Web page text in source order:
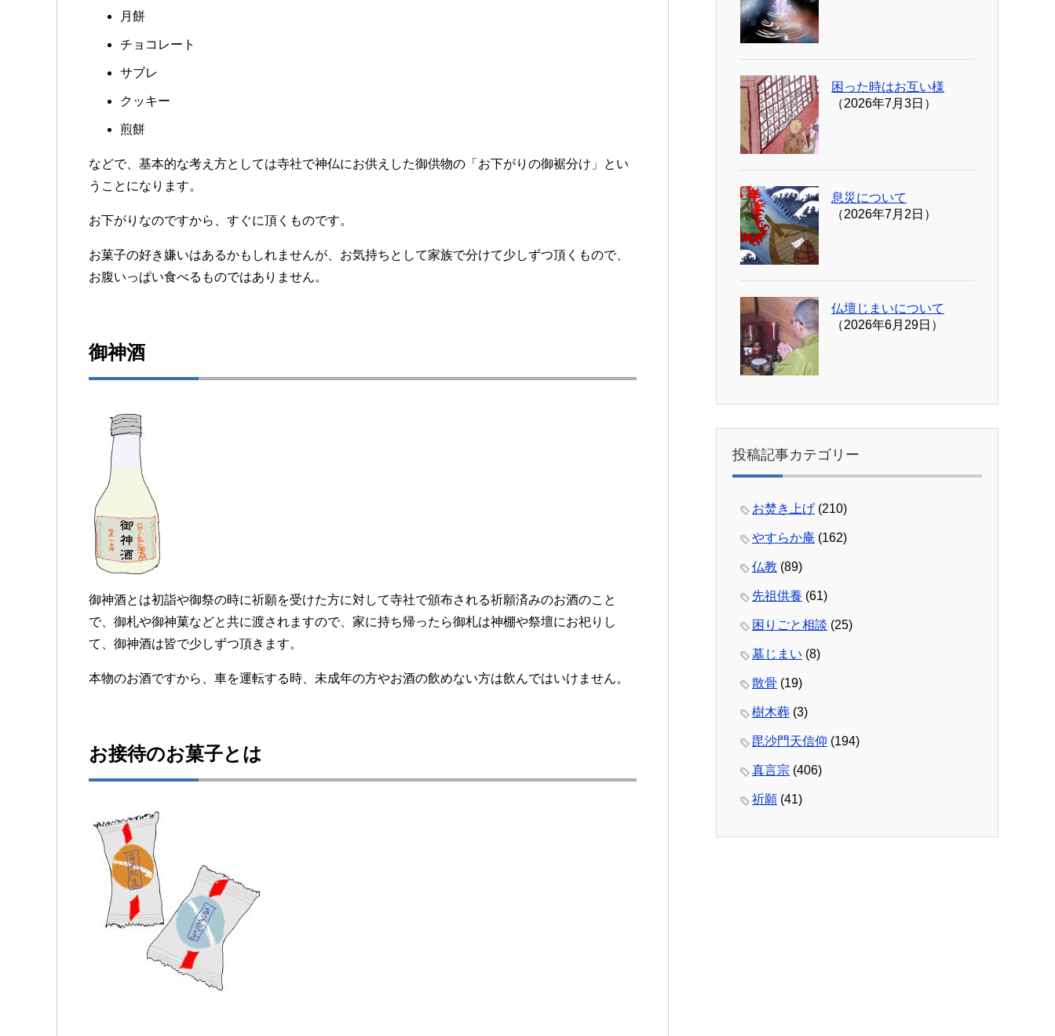
月餅
チョコレート
サブレ
クッキー
煎餅
などで、基本的な考え方としては寺社で神仏にお供えした御供物の「お下がりの御裾分け」とい
うことになります。
お下がりなのですから、すぐに頂くものです。
お菓子の好き嫌いはあるかもしれませんが、お気持ちとして家族で分けて少しずつ頂くもので、
お腹いっぱい食べるものではありません。
御神酒
御神酒とは初詣や御祭の時に祈願を受けた方に対して寺社で頒布される祈願済みのお酒のこと
で、御札や御神菓などと共に渡されますので、家に持ち帰ったら御札は神棚や祭壇にお祀りし
て、御神酒は皆で少しずつ頂きます。
本物のお酒ですから、車を運転する時、未成年の方やお酒の飲めない方は飲んではいけません。
お接待のお菓子とは
困った時はお互い様
（2026年7月3日）
息災について
（2026年7月2日）
仏壇じまいについて
（2026年6月29日）
投稿記事カテゴリー
お焚き上げ (210)
やすらか庵 (162)
仏教 (89)
先祖供養 (61)
困りごと相談 (25)
墓じまい (8)
散骨 (19)
樹木葬 (3)
毘沙門天信仰 (194)
真言宗 (406)
祈願 (41)